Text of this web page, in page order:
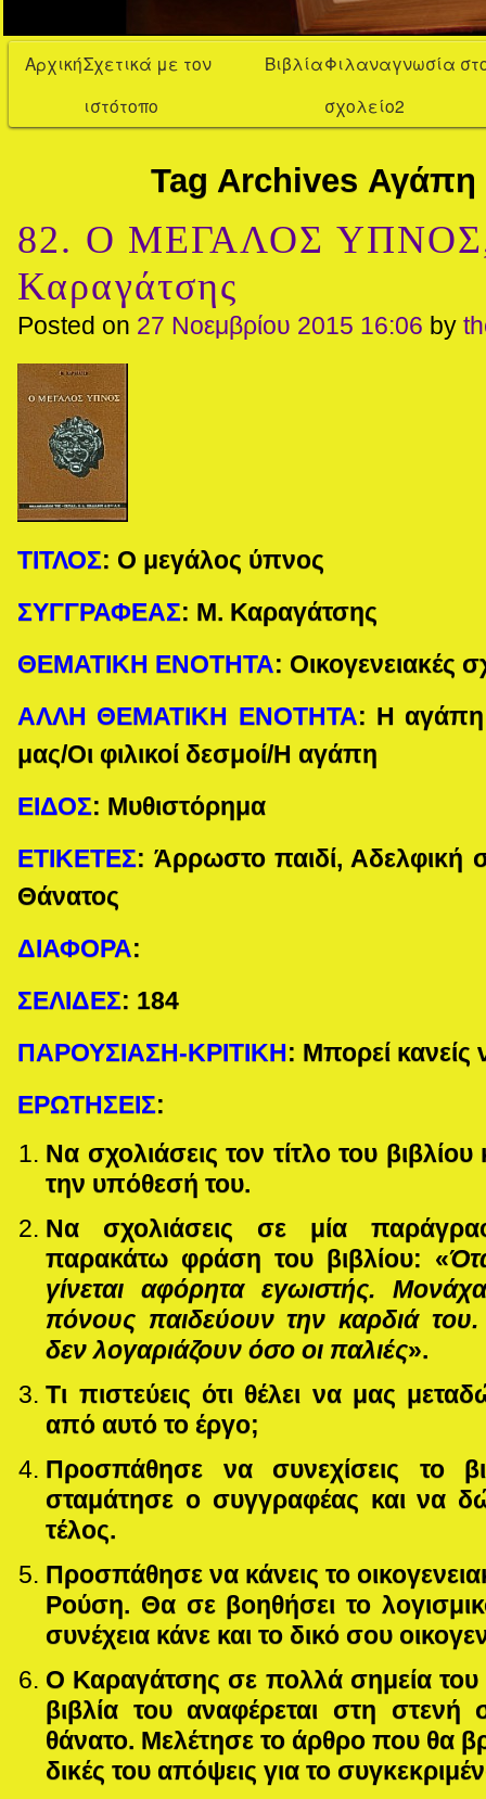
ΑρχικήΣχετικά με τον
ιστότοπο
ΒιβλίαΦιλαναγνωσία
σχολείο2
Tag Archives Αγάπη
82. Ο ΜΕΓΑΛΟΣ
Καραγάτσης
Posted on 27 Νοεμβρίου 2015 16:06 by
ΤΙΤΛΟΣ: Ο μεγάλος ύπνος
ΣΥΓΓΡΑΦΕΑΣ: Μ. Καραγάτσης
ΘΕΜΑΤΙΚΗ ΕΝΟΤΗΤΑ: Οικογενειακές
ΑΛΛΗ ΘΕΜΑΤΙΚΗ ΕΝΟΤΗΤΑ: Η αγάπη
μας/Οι φιλικοί δεσμοί/Η αγάπη
ΕΙΔΟΣ: Μυθιστόρημα
ΕΤΙΚΕΤΕΣ: Άρρωστο παιδί, Αδελφική
Θάνατος
ΔΙΑΦΟΡΑ:
ΣΕΛΙΔΕΣ: 184
ΠΑΡΟΥΣΙΑΣΗ-ΚΡΙΤΙΚΗ: Μπορεί κανείς
ΕΡΩΤΗΣΕΙΣ:
Να σχολιάσεις τον τίτλο του
την υπόθεσή του.
Να σχολιάσεις σε μία
παρακάτω φράση του βιβλίου: «
γίνεται αφόρητα εγωιστής.
πόνους παιδεύουν την καρδιά του.
δεν λογαριάζουν όσο οι παλιές».
Τι πιστεύεις ότι θέλει να μας
από αυτό το έργο;
Προσπάθησε να συνεχίσεις το
σταμάτησε ο συγγραφέας και να
τέλος.
Προσπάθησε να κάνεις το
Ρούση. Θα σε βοηθήσει το
συνέχεια κάνε και το δικό σου
Ο Καραγάτσης σε πολλά σημεία του
βιβλία του αναφέρεται στη
θάνατο. Μελέτησε το άρθρο που θα
δικές του απόψεις για το